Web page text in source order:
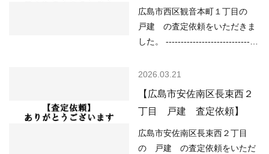
よっては高く売却しやすい」状
況といってよいと思います。 ご
売却をご検…
（高潮）該当なし （内水）該当
なし （津波）該当なし -----------
----------------------------------------
動産市況については、 ○住宅ロ
すい ○売り物件が少なく、物件
を探している人が多い などの状
況ですので、 「不動産売却のや
り方によっては高く売却しやす
広島市西区観音本町１丁目の
戸建 の査定依頼をいただきま
した。 -------------------------------
------ （用途地域）第二種住居地
災害）該当なし （洪水）浸水想
定深さ0.5～3.0ｍ未満の区域
（高潮）予想浸水深さ2ｍ以上5
ｍ未満 （内水）浸水想定深さ
2026.03.21
【広島市安佐南区長束西２
丁目 戸建 査定依頼】
広島市安佐南区長束西２丁目
の 戸建 の査定依頼をいただ